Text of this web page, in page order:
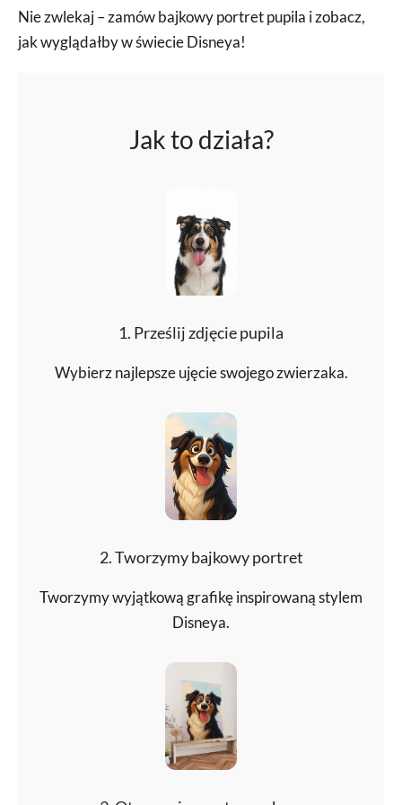
Nie zwlekaj – zamów bajkowy portret pupila i zobacz,
jak wyglądałby w świecie Disneya!
Jak to działa?
1. Prześlij zdjęcie pupila
Wybierz najlepsze ujęcie swojego zwierzaka.
2. Tworzymy bajkowy portret
Tworzymy wyjątkową grafikę inspirowaną stylem
Disneya.